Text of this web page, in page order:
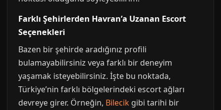
Farklı Şehirlerden Havran’a Uzanan Escort
Seçenekleri
Bazen bir şehirde aradığınız profili
bulamayabilirsiniz veya farklı bir deneyim
yaşamak isteyebilirsiniz. İşte bu noktada,
Türkiye’nin farklı bölgelerindeki escort ağları
devreye girer. Örneğin, Bilecik gibi tarihi bir